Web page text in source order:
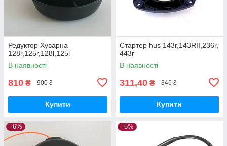
Редуктор Хуварна
128r,125r,128l,125l
В наявності
810 ₴ 900 ₴
Купити
Стартер hus 143r,143RII,236r,
443r
В наявності
311,40 ₴ 346 ₴
Купити
–6% –5%